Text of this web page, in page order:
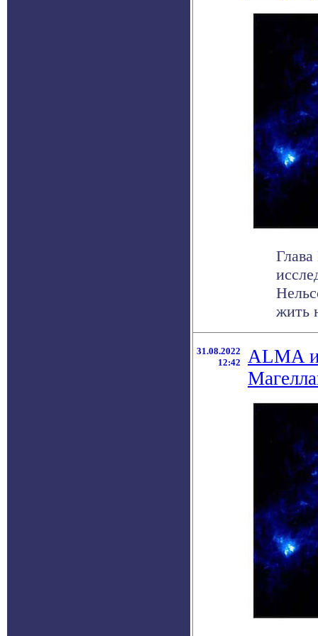
жить
31.08.2022
12:42
ALMA